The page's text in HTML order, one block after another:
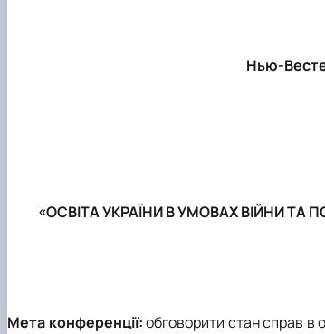
Нью-
«ОСВІТА УКРАЇНИ В УМОВАХ ВІЙНИ ТА
Мета конференції:обговорити стан справ в